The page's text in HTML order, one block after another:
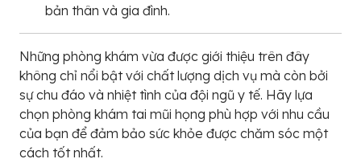
bản thân và gia đình.
Những phòng khám vừa được giới thiệu trên đây
không chỉ nổi bật với chất lượng dịch vụ mà còn bởi
sự chu đáo và nhiệt tình của đội ngũ y tế. Hãy lựa
chọn phòng khám tai mũi họng phù hợp với nhu cầu
của bạn để đảm bảo sức khỏe được chăm sóc một
cách tốt nhất.